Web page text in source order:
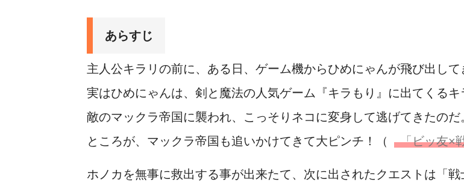
あらすじ
主人公キラリの前に、ある日、ゲーム機からひめにゃんが飛び出して
実はひめにゃんは、剣と魔法の人気ゲーム『キラもり』に出てくるキ
敵のマックラ帝国に襲われ、こっそりネコに変身して逃げてきたのだ
ところが、マックラ帝国も追いかけてきて大ピンチ！（
「ビッ友×
ホノカを無事に救出する事が出来たて、次に出されたクエストは「